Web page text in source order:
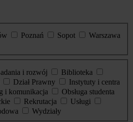
Poznań Sopot
Warszawa
i rozwój
Biblioteka
Dział Prawny
Instytuty i centra
i komunikacja
Obsługa studenta
Rekrutacja
Usługi
Wydziały